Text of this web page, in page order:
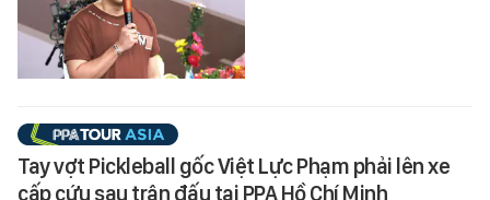
Tay vợt Pickleball gốc Việt Lực Phạm phải lên xe
cấp cứu sau trận đấu tại PPA Hồ Chí Minh